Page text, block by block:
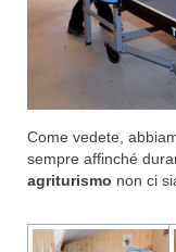
Come vedete,
sempre affinché
agriturismo non ci